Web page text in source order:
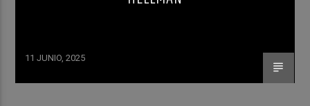
11 JUNIO, 2025